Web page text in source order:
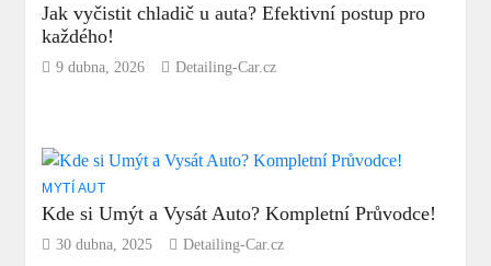
Jak vyčistit chladič u auta? Efektivní postup pro
každého!
9 dubna, 2026 Detailing-Car.cz
MYTÍ AUT
Kde si Umýt a Vysát Auto? Kompletní Průvodce!
30 dubna, 2025 Detailing-Car.cz